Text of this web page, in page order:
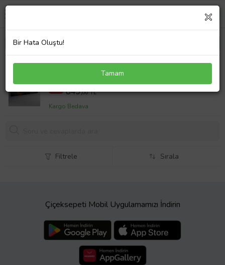
Kanvas Tablo Altın Rengi Gül
%15 1000,00 TL
849,00 TL
Kargo Bedava
Filtrele Sırala
Çiçeksepeti Mobil Uygulamamızı İndirin
Bir Hata Oluştu!
Tamam